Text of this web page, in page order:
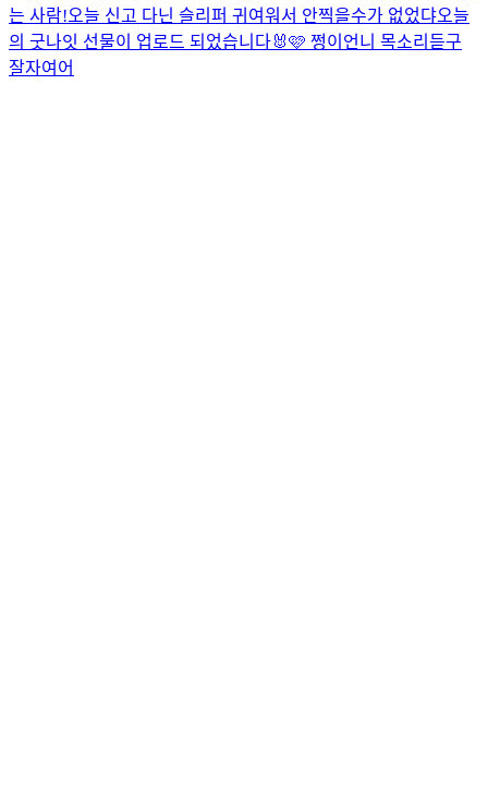
는 사람!오늘 신고 다닌 슬리퍼 귀여워서 안찍을수가 없었댜오늘
의 굿나잇 선물이 업로드 되었습니다🐰🩷 쩡이언니 목소리듣구
잘자여어